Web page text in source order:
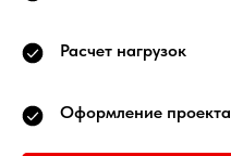
Расчет нагрузок
Оформление проекта